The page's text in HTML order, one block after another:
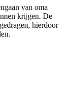
van oma
krijgen. De
hierdoor